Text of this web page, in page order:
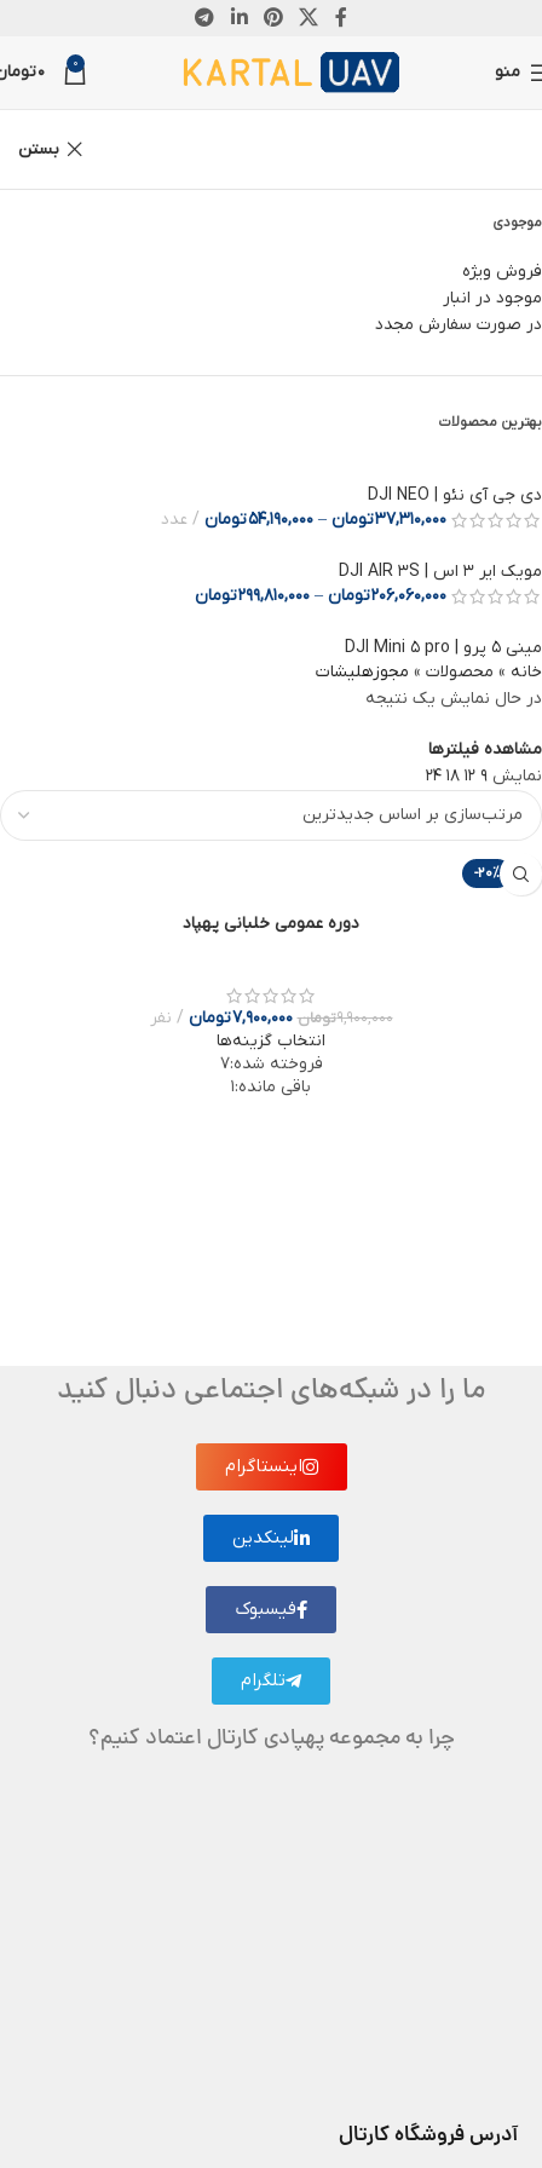
منو 0
0
بستن
موجودی
فروش ویژه
موجود در انبار
در صورت سفارش مجدد
بهترین محصولات
دی جی آی نئو | DJI NEO
37,310,000تومان –
54,190,000تومان عدد
مویک ایر 3 اس | DJI AIR 3S
206,060,000تومان –
299,810,000تومان
مینی ۵ پرو | DJI Mini ۵ pro
خانه » محصولات » مجوزهلیشات
در حال نمایش یک نتیجه
مشاهده فیلترها
نمایش 9
12
18
24
-20%
دوره عمومی خلبانی پهپاد
9,900,000تومان 7,900,000تومان
نفر
انتخاب گزینه‌ها
فروخته شده:7
باقی مانده:1
ما را در شبکه‌های اجتماعی دنبال کنید
اینستاگرام
لینکدین
فیسبوک
تلگرام
چرا به مجموعه پهپادی کارتال اعتماد کنیم؟
آدرس فروشگاه کارتال